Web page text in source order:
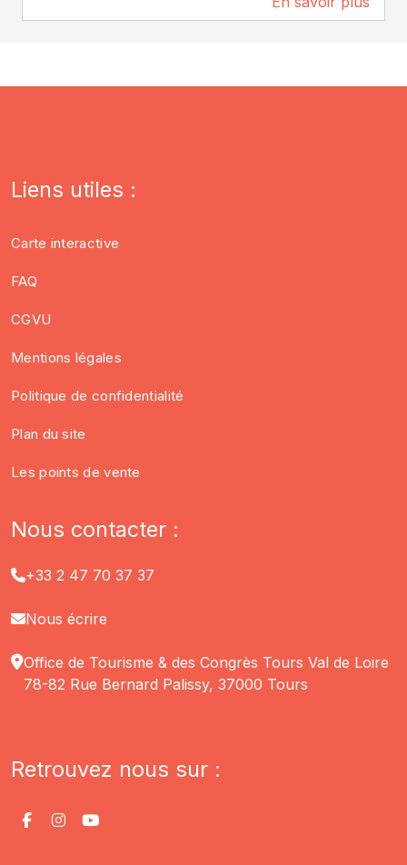
Liens utiles :
Carte interactive
FAQ
CGVU
Mentions légales
Politique de confidentialité
Plan du site
Les points de vente
Nous contacter :
+33 2 47 70 37 37
Nous écrire
Office de Tourisme & des Congrès Tours Val de Loire
78-82 Rue Bernard Palissy, 37000 Tours
Retrouvez nous sur :